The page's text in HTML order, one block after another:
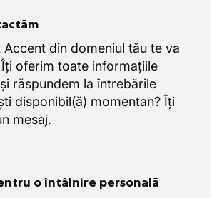
Accent din domeniul tău te va
oferim toate informațiile
răspundem la întrebările
disponibil(ă) momentan? Îți
mesaj.
o întâlnire personală